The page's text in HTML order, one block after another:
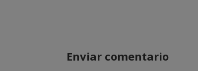
Enviar comentario